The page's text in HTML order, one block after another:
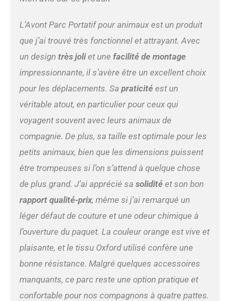
L’Avont Parc Portatif pour animaux est un produit
que j’ai trouvé très fonctionnel et attrayant. Avec
un design très joliet une facilité de montage
impressionnante, il s’avère être un excellent choix
pour les déplacements. Sa praticitéest un
véritable atout, en particulier pour ceux qui
voyagent souvent avec leurs animaux de
compagnie. De plus, sa taille est optimale pour les
petits animaux, bien que les dimensions puissent
être trompeuses si l’on s’attend à quelque chose
de plus grand. J’ai apprécié sa soliditéet son bon
rapport qualité-prix, même si j’ai remarqué un
léger défaut de couture et une odeur chimique à
l’ouverture du paquet. La couleur orange est vive et
plaisante, et le tissu Oxford utilisé confère une
bonne résistance. Malgré quelques accessoires
manquants, ce parc reste une option pratique et
confortable pour nos compagnons à quatre pattes.